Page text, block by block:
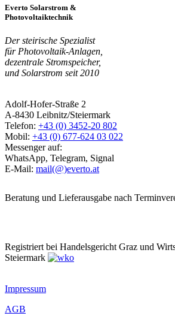
Everto Solarstrom &
Photovoltaiktechnik
Der steirische Spezialist
für Photovoltaik-Anlagen,
dezentrale Stromspeicher,
und Solarstrom seit 2010
Adolf-Hofer-Straße 2
A-8430 Leibnitz/Steiermark
Telefon: +43 (0) 3452-20 802
Mobil: +43 (0) 677-624 03 022
Messenger auf:
WhatsApp, Telegram, Signal
E-Mail: mail(@)everto.at
Beratung und Lieferausgabe nach
Registriert bei Handelsgericht Graz und
Steiermark
Impressum
AGB